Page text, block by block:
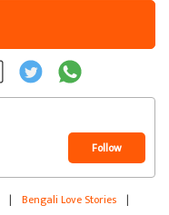
Follow
| Bengali Love Stories |